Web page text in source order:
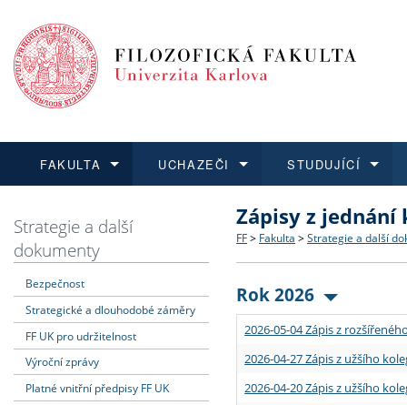
FAKULTA
Dozvědět se více
Struktura a historie
Strategie a další
Podpora a benefity pro
Absolventi fakulty
UCHAZEČI
Podat přihlášku
Co studovat a jak se
Učitelské studijní
Informace k průběhu
STUDUJÍCÍ
Dozvědět se více
Bakalářské a magisterské
Doktorské studium
Rigorózní řízení
Dozvědět se více
O vědě a výzkumu na FF
Akademické kvalifikace
Granty a projekty
Dozvědět se více
Aktuální nabídky a
Vyjíždějící studenti
Přijíždějící studenti
Vyjíždějící zaměstnanci
Strategie a další
dokumenty
Bezpečnost
Strategické a dlouhodobé záměry
FF UK pro udržitelnost
Výroční zprávy
Platné vnitřní předpisy FF UK
Zápisy z jednání
FF > Fakulta > Strategie a další
Rok 2026
2026-05-04 Zápis z
2026-04-27 Zápis z užšího
2026-04-20 Zápis z užšího